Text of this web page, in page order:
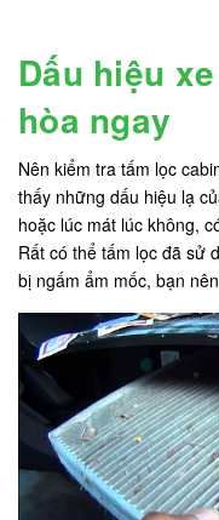
Dấu hiệu
hòa ngay
Nên kiểm tra tấm lọc
thấy những dấu hiệu lạ
hoặc lúc mát lúc không,
Rất có thể tấm lọc đã sử
bị ngấm ẩm mốc, bạn